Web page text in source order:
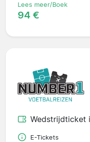
Lees meer/Boek
94 €
Wedstrijdticket
E-Tickets